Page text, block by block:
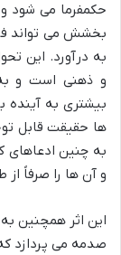
حکمفرما می شود و
بخشش می تواند
به درآورد. این
و ذهنی است و
بیشتری به آینده
ها حقیقت قابل
به چنین ادعاهای
و آن ها را صرفاً
این اثر همچنین
صدمه می پردازد